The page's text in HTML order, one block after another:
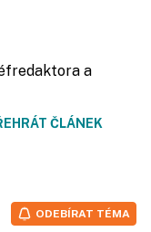
a
ČLÁNEK
ODEBÍRAT TÉMA